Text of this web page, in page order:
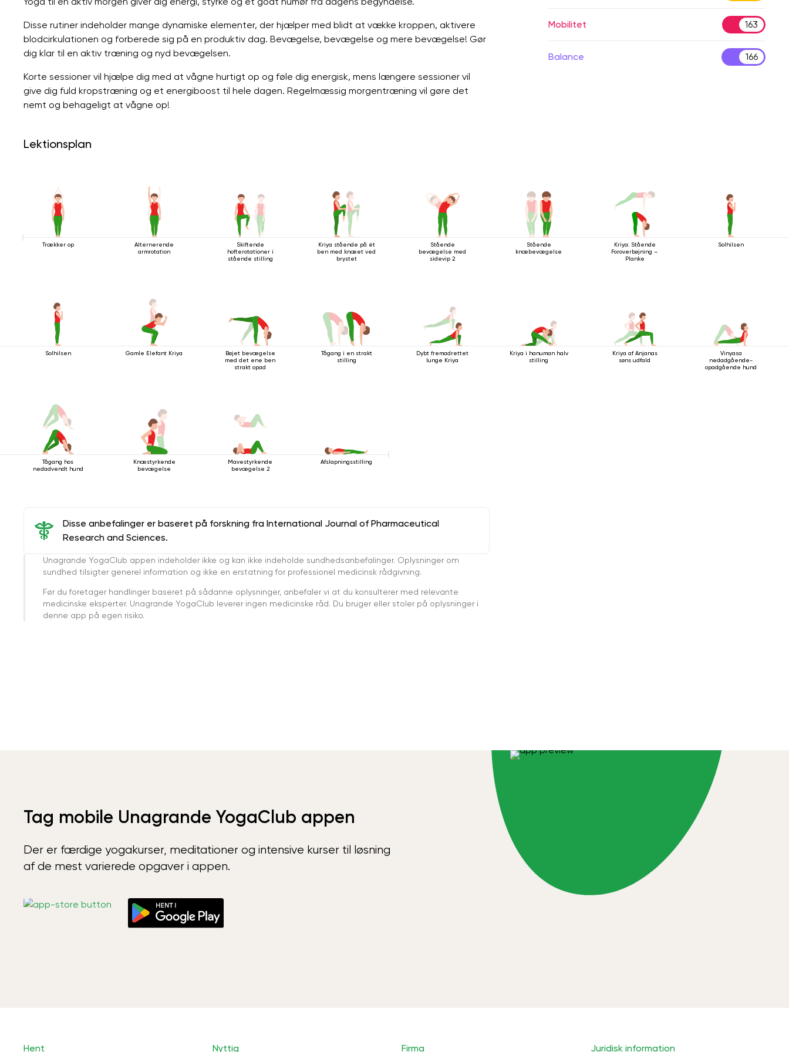
Disse rutiner indeholder mange dynamiske elementer, der hjælper med blidt at vække kroppen, aktivere
blodcirkulationen og forberede sig på en produktiv dag. Bevægelse, bevægelse og mere bevægelse! Gør
dig klar til en aktiv træning og nyd bevægelsen.
Korte sessioner vil hjælpe dig med at vågne hurtigt op og føle dig energisk, mens længere sessioner vil
give dig fuld kropstræning og et energiboost til hele dagen. Regelmæssig morgentræning vil gøre det
nemt og behageligt at vågne op!
Mobilitet 163
Balance 166
Lektionsplan
Trækker op
Alternerende
armrotation
Skiftende
hofterotationer i
stående stilling
Kriya stående på ét
ben med knæet ved
brystet
Stående
bevægelse med
sidevip 2
Stående
knæbevægelse
Kriya: Stående
Foroverbøjning –
Planke
Solhilsen
Solhilsen Gamle Elefant Kriya
Bøjet bevægelse
med det ene ben
strakt opad
Tågang i en strakt
stilling
Dybt fremadrettet
lunge Kriya
Kriya i hanuman halv
stilling
Kriya af Anjanas
søns udfald
Vinyasa
nedadgående-
opadgående hund
Tågang hos
nedadvendt hund
Knæstyrkende
bevægelse
Mavestyrkende
bevægelse 2
Afslapningsstilling
Disse anbefalinger er baseret på forskning fra International Journal of Pharmaceutical
Research and Sciences.
Unagrande YogaClub appen indeholder ikke og kan ikke indeholde sundhedsanbefalinger. Oplysninger om
sundhed tilsigter generel information og ikke en erstatning for professionel medicinsk rådgivning.
Før du foretager handlinger baseret på sådanne oplysninger, anbefaler vi at du konsulterer med relevante
medicinske eksperter. Unagrande YogaClub leverer ingen medicinske råd. Du bruger eller stoler på oplysninger i
denne app på egen risiko.
Tag mobile Unagrande YogaClub appen
Der er færdige yogakurser, meditationer og intensive kurser til løsning
af de mest varierede opgaver i appen.
Hent Nyttig Firma Juridisk information